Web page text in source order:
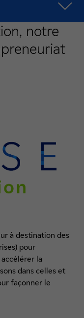
notre
à destination des
pour
la
dans celles et
façonner le